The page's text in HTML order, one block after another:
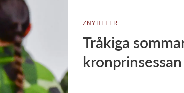
ZNYHETER
Tråkiga